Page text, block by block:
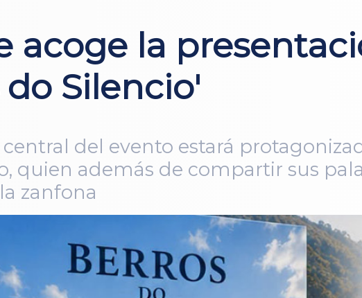
acoge la
Silencio'
del evento estará
quien además de compartir sus
zanfona